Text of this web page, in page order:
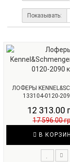
Показывать:
ЛОФЕРЫ
133104-0120-
12 313.00
17 596.00
В